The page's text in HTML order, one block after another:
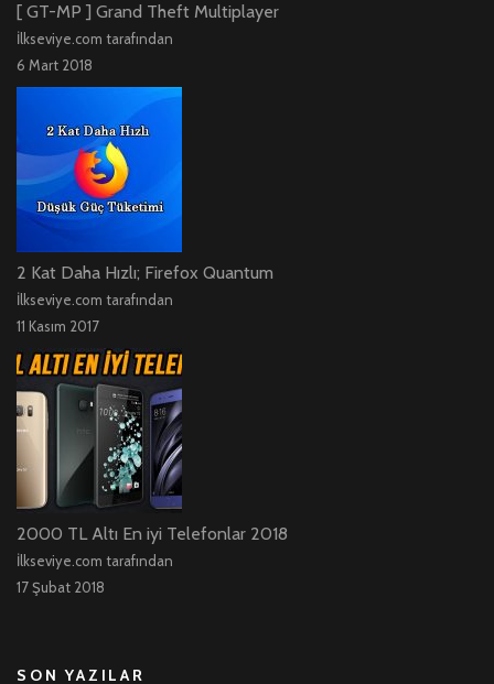
[ GT-MP ] Grand Theft Multiplayer
İlkseviye.com tarafından
6 Mart 2018
2 Kat Daha Hızlı; Firefox Quantum
İlkseviye.com tarafından
11 Kasım 2017
2000 TL Altı En iyi Telefonlar 2018
İlkseviye.com tarafından
17 Şubat 2018
SON YAZILAR